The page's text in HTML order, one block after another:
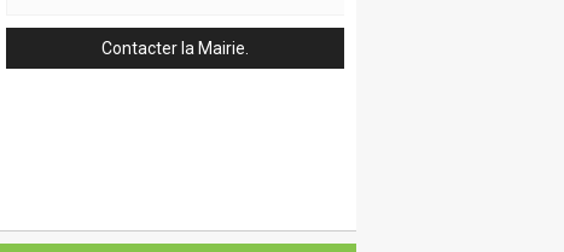
Contacter la Mairie.